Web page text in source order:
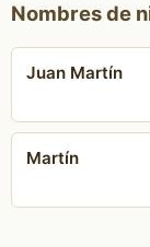
Nombres de
Juan Martín
Martín